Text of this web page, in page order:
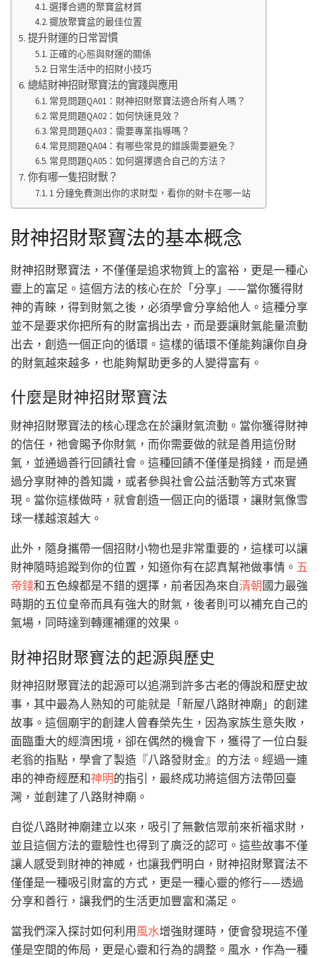
選擇合適的聚寶盆材質
擺放聚寶盆的最佳位置
提升財運的日常習慣
正確的心態與財運的關係
日常生活中的招財小技巧
總結財神招財聚寶法的實踐與應用
常見問題QA01：財神招財聚寶法適合所有人嗎？
常見問題QA02：如何快速見效？
常見問題QA03：需要專業指導嗎？
常見問題QA04：有哪些常見的錯誤需要避免？
常見問題QA05：如何選擇適合自己的方法？
你有哪一隻招財獸？
1 分鐘免費測出你的求財型，看你的財卡在哪一站
財神招財聚寶法的基本概念
財神招財聚寶法，不僅僅是追求物質上的富裕，更是一種心
靈上的富足。這個方法的核心在於「分享」——當你獲得財
神的青睞，得到財氣之後，必須學會分享給他人。這種分享
並不是要求你把所有的財富捐出去，而是要讓財氣能量流動
出去，創造一個正向的循環。這樣的循環不僅能夠讓你自身
的財氣越來越多，也能夠幫助更多的人變得富有。
什麼是財神招財聚寶法
財神招財聚寶法的核心理念在於讓財氣流動。當你獲得財神
的信任，祂會賜予你財氣，而你需要做的就是善用這份財
氣，並通過善行回饋社會。這種回饋不僅僅是捐錢，而是通
過分享財神的善知識，或者參與社會公益活動等方式來實
現。當你這樣做時，就會創造一個正向的循環，讓財氣像雪
球一樣越滾越大。
此外，隨身攜帶一個招財小物也是非常重要的，這樣可以讓
財神隨時追蹤到你的位置，知道你有在認真幫祂做事情。 五
帝錢和五色線都是不錯的選擇，前者因為來自清朝國力最強
時期的五位皇帝而具有強大的財氣，後者則可以補充自己的
氣場，同時達到轉運補運的效果。
財神招財聚寶法的起源與歷史
財神招財聚寶法的起源可以追溯到許多古老的傳說和歷史故
事，其中最為人熟知的可能就是「新屋八路財神廟」的創建
故事。這個廟宇的創建人曾春榮先生，因為家族生意失敗，
面臨重大的經濟困境，卻在偶然的機會下，獲得了一位白髮
老翁的指點，學會了製造『八路發財金』的方法。經過一連
串的神奇經歷和神明的指引，最終成功將這個方法帶回臺
灣，並創建了八路財神廟。
自從八路財神廟建立以來，吸引了無數信眾前來祈福求財，
並且這個方法的靈驗性也得到了廣泛的認可。這些故事不僅
讓人感受到財神的神威，也讓我們明白，財神招財聚寶法不
僅僅是一種吸引財富的方式，更是一種心靈的修行——透過
分享和善行，讓我們的生活更加豐富和滿足。
當我們深入探討如何利用 風水增強財運時，便會發現這不僅
僅是空間的佈局，更是心靈和行為的調整。風水，作為一種